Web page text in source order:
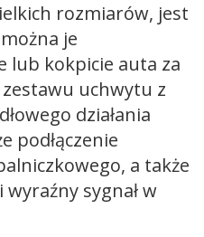
rozmiarów, jest
je
lub kokpicie auta za
uchwytu z
działania
podłączenie
a także
sygnał w